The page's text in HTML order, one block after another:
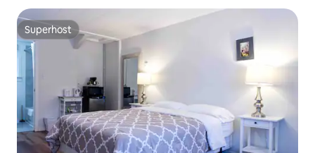
Superhost
Superhost